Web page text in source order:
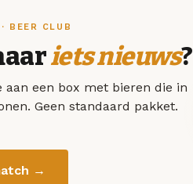
BEER CLUB
iets nieuws?
aan een box met bieren die in
Geen standaard pakket.
→